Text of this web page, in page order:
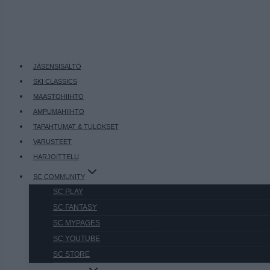
JÄSENSISÄLTÖ
SKI CLASSICS
MAASTOHIIHTO
AMPUMAHIIHTO
TAPAHTUMAT & TULOKSET
VARUSTEET
HARJOITTELU
SC COMMUNITY
SC PLAY
SC FANTASY
SC MYPAGES
SC YOUTUBE
SC STORE